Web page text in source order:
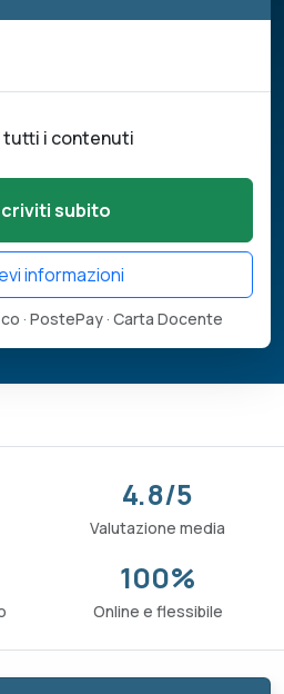
tutti i contenuti
subito
informazioni
· PostePay · Carta Docente
4.8/5
Valutazione media
100%
Online e flessibile